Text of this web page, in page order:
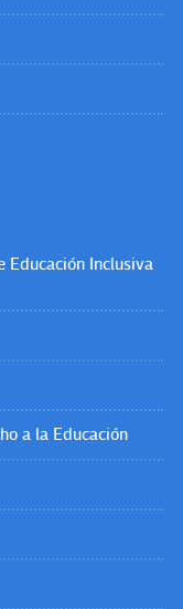
Educación Inclusiva
a la Educación